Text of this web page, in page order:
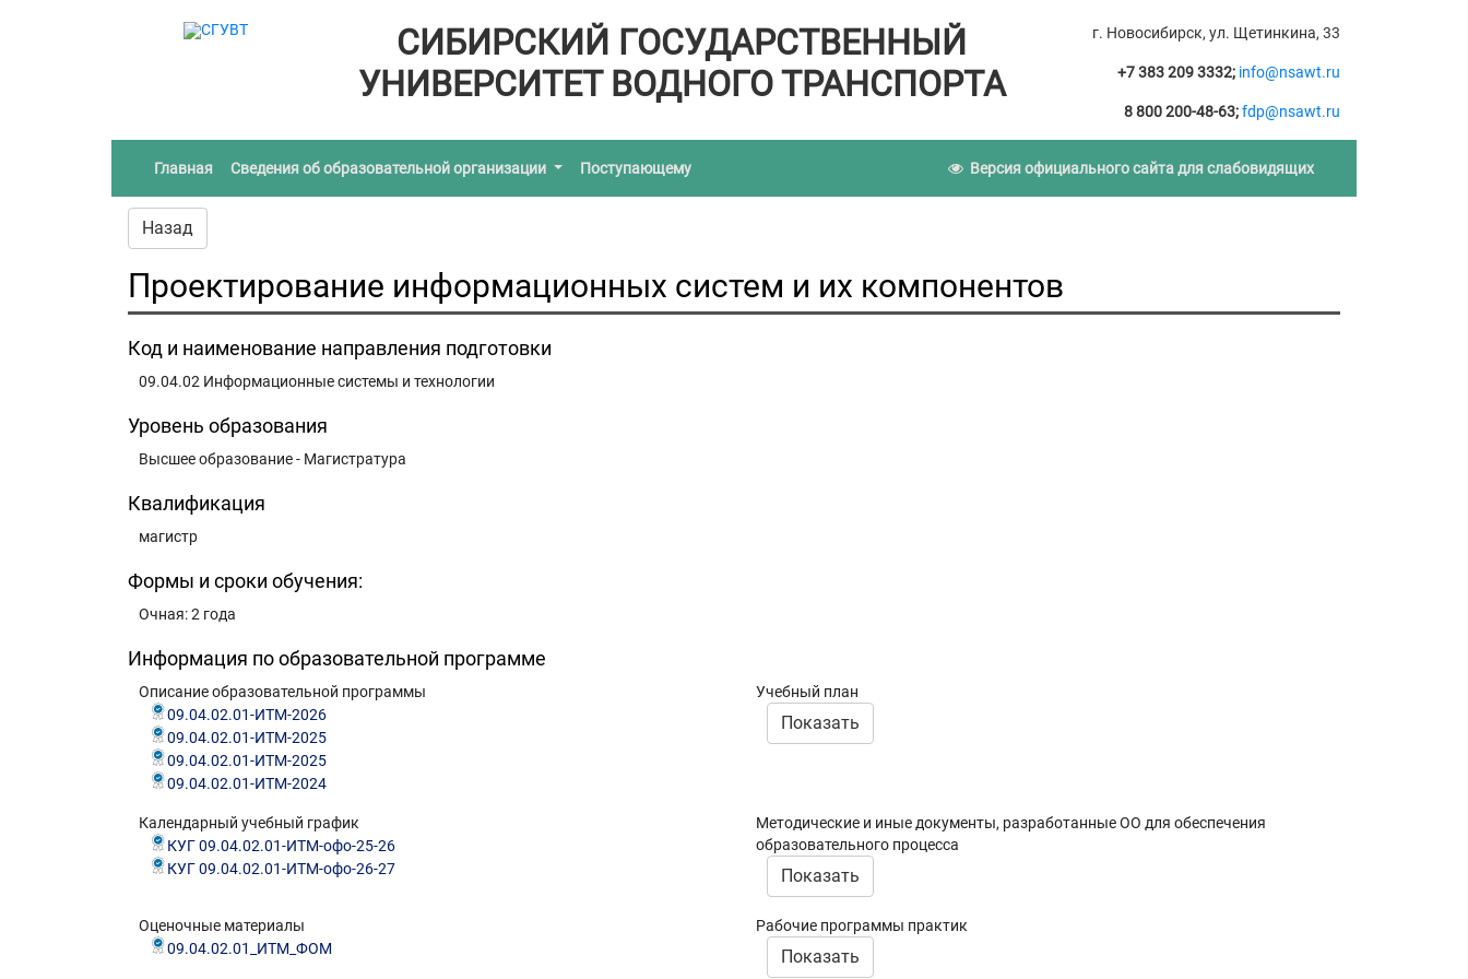
СИБИРСКИЙ ГОСУДАРСТВЕННЫЙ
УНИВЕРСИТЕТ ВОДНОГО ТРАНСПОРТА
г. Новосибирск, ул. Щетинкина, 33
+7 383 209 3332; info@nsawt.ru
8 800 200-48-63;fdp@nsawt.ru
Главная(current)
Сведения об образовательной организации Поступающему Версия официального сайта для слабовидящих
Назад
Проектирование информационных систем и их компонентов
Код и наименование направления подготовки
09.04.02 Информационные системы и технологии
Уровень образования
Высшее образование - Магистратура
Квалификация
магистр
Формы и сроки обучения:
Очная: 2 года
Информация по образовательной программе
Описание образовательной программы
09.04.02.01-ИТМ-2026
09.04.02.01-ИТМ-2025
09.04.02.01-ИТМ-2025
09.04.02.01-ИТМ-2024
Учебный план
Показать
Календарный учебный график
КУГ 09.04.02.01-ИТМ-офо-25-26
КУГ 09.04.02.01-ИТМ-офо-26-27
Методические и иные документы, разработанные ОО для обеспечения
образовательного процесса
Показать
Оценочные материалы
09.04.02.01_ИТМ_ФОМ
Рабочие программы практик
Показать